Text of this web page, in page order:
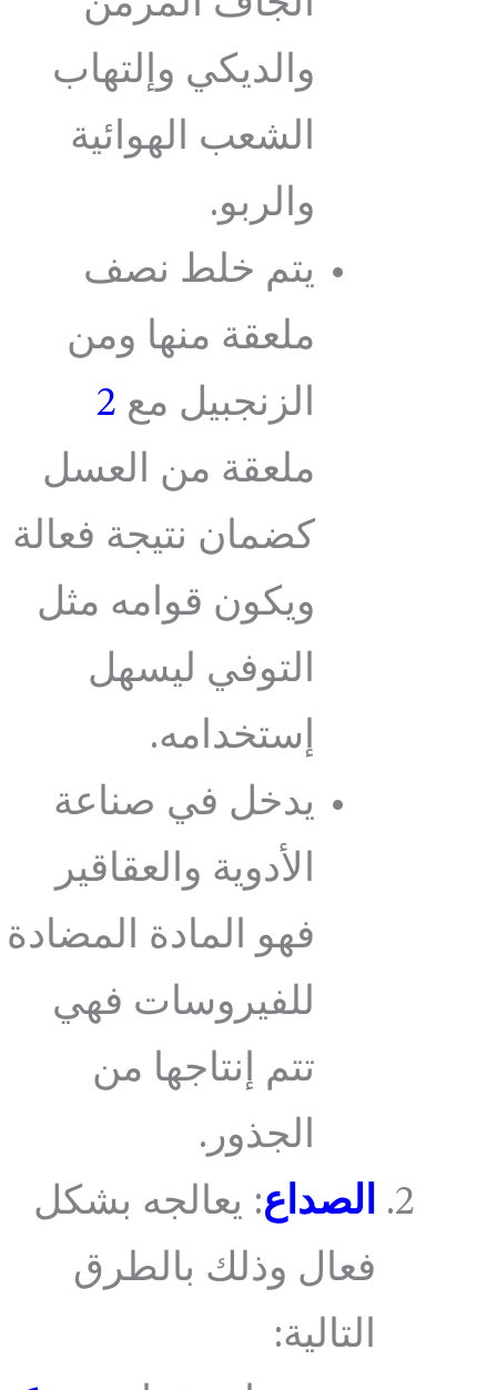
والديكي وإلتهاب
الشعب الهوائية
والربو.
يتم خلط نصف
ملعقة منها ومن
الزنجبيل مع 2
ملعقة من العسل
كضمان نتيجة فعالة
ويكون قوامه مثل
التوفي ليسهل
إستخدامه.
يدخل في صناعة
الأدوية والعقاقير
فهو المادة المضادة
للفيروسات فهي
تتم إنتاجها من
الجذور.
الصداع: يعالجه بشكل
فعال وذلك بالطرق
التالية: